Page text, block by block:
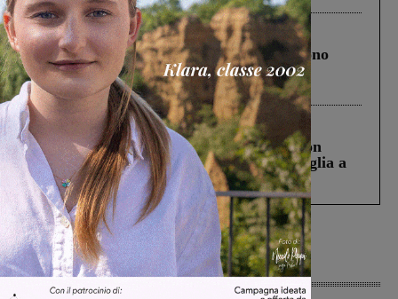
Cronaca 4 Agosto 2026
Un anno fa la strage in A1 in cui morirono
Gianni, Giulia e Franco. Lo schianto, il
processo, lo stop ai sorpassi fra tir....
Cronaca 3 Agosto 2026
Scomparso da una struttura di Castiglion
Fiorentino l’uomo che aveva ucciso la figlia a
Levane nel 2020